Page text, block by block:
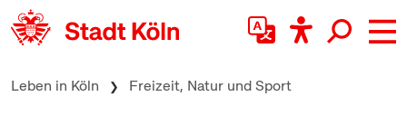
zum Inhalt springen
Leben in Köln Freizeit, Natur und Sport